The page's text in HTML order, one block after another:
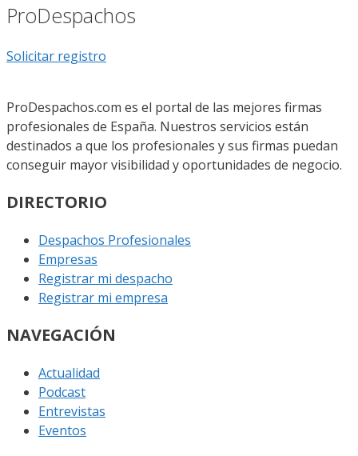
ProDespachos
Solicitar registro
ProDespachos.com es el portal de las mejores firmas
profesionales de España. Nuestros servicios están
destinados a que los profesionales y sus firmas puedan
conseguir mayor visibilidad y oportunidades de negocio.
DIRECTORIO
Despachos Profesionales
Empresas
Registrar mi despacho
Registrar mi empresa
NAVEGACIÓN
Actualidad
Podcast
Entrevistas
Eventos